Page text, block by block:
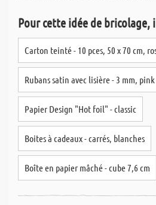
Pour cette idée de bricolage,
Carton teinté - 10 pces, 50 x 70 cm,
Rubans satin avec lisière - 3 mm, pink
Papier Design "Hot foil" - classic
Boites à cadeaux - carrés, blanches
Boîte en papier mâché - cube 7,6 cm